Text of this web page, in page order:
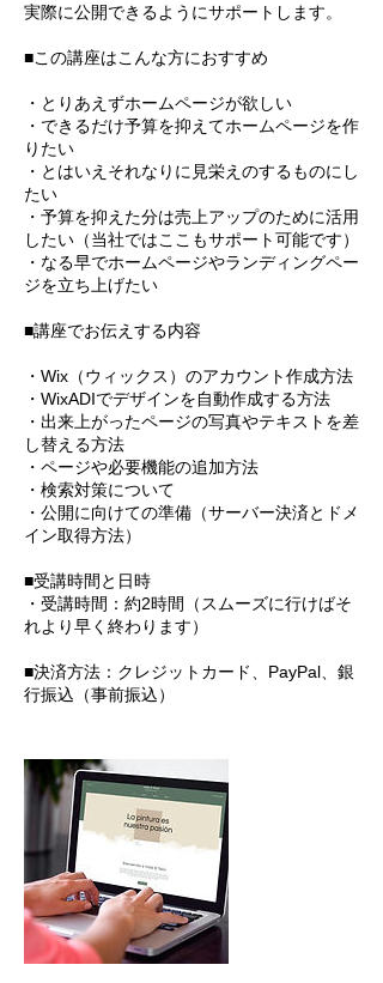
実際に公開できるようにサポートします。
■この講座はこんな方におすすめ
・とりあえずホームページが欲しい
・できるだけ予算を抑えてホームページを作
りたい
・とはいえそれなりに見栄えのするものにし
たい
・予算を抑えた分は売上アップのために活用
したい（当社ではここもサポート可能です）
・なる早でホームページやランディングペー
ジを立ち上げたい
■講座でお伝えする内容
・Wix（ウィックス）のアカウント作成方法
・WixADIでデザインを自動作成する方法
・出来上がったページの写真やテキストを差
し替える方法
・ページや必要機能の追加方法
・検索対策について
・公開に向けての準備（サーバー決済とドメ
イン取得方法）
■受講時間と日時
・受講時間：約2時間（スムーズに行けばそ
れより早く終わります）
■決済方法：クレジットカード、PayPal、銀
行振込（事前振込）